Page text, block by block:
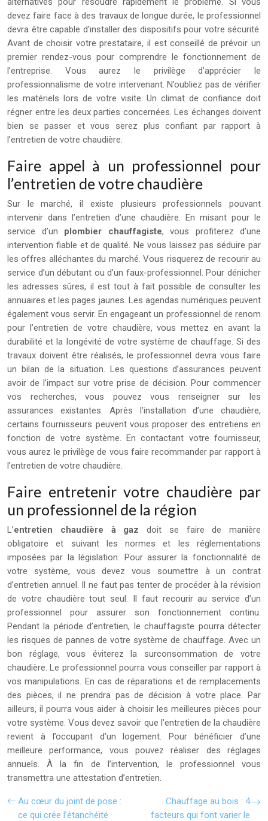
devez faire face à des travaux de longue durée, le professionnel
devra être capable d’installer des dispositifs pour votre sécurité.
Avant de choisir votre prestataire, il est conseillé de prévoir un
premier rendez-vous pour comprendre le fonctionnement de
l’entreprise. Vous aurez le privilège d’apprécier le
professionnalisme de votre intervenant. N’oubliez pas de vérifier
les matériels lors de votre visite. Un climat de confiance doit
régner entre les deux parties concernées. Les échanges doivent
bien se passer et vous serez plus confiant par rapport à
l’entretien de votre chaudière.
Faire appel à un professionnel pour
l’entretien de votre chaudière
Sur le marché, il existe plusieurs professionnels pouvant
intervenir dans l’entretien d’une chaudière. En misant pour le
service d’un plombier chauffagiste, vous profiterez d’une
intervention fiable et de qualité. Ne vous laissez pas séduire par
les offres alléchantes du marché. Vous risquerez de recourir au
service d’un débutant ou d’un faux-professionnel. Pour dénicher
les adresses sûres, il est tout à fait possible de consulter les
annuaires et les pages jaunes. Les agendas numériques peuvent
également vous servir. En engageant un professionnel de renom
pour l’entretien de votre chaudière, vous mettez en avant la
durabilité et la longévité de votre système de chauffage. Si des
travaux doivent être réalisés, le professionnel devra vous faire
un bilan de la situation. Les questions d’assurances peuvent
avoir de l’impact sur votre prise de décision. Pour commencer
vos recherches, vous pouvez vous renseigner sur les
assurances existantes. Après l’installation d’une chaudière,
certains fournisseurs peuvent vous proposer des entretiens en
fonction de votre système. En contactant votre fournisseur,
vous aurez le privilège de vous faire recommander par rapport à
l’entretien de votre chaudière.
Faire entretenir votre chaudière par
un professionnel de la région
L’entretien chaudière à gaz doit se faire de manière
obligatoire et suivant les normes et les réglementations
imposées par la législation. Pour assurer la fonctionnalité de
votre système, vous devez vous soumettre à un contrat
d’entretien annuel. Il ne faut pas tenter de procéder à la révision
de votre chaudière tout seul. Il faut recourir au service d’un
professionnel pour assurer son fonctionnement continu.
Pendant la période d’entretien, le chauffagiste pourra détecter
les risques de pannes de votre système de chauffage. Avec un
bon réglage, vous éviterez la surconsommation de votre
chaudière. Le professionnel pourra vous conseiller par rapport à
vos manipulations. En cas de réparations et de remplacements
des pièces, il ne prendra pas de décision à votre place. Par
ailleurs, il pourra vous aider à choisir les meilleures pièces pour
votre système. Vous devez savoir que l’entretien de la chaudière
revient à l’occupant d’un logement. Pour bénéficier d’une
meilleure performance, vous pouvez réaliser des réglages
annuels. À la fin de l’intervention, le professionnel vous
transmettra une attestation d’entretien.
Au cœur du joint de pose :
ce qui crée l’étanchéité
Chauffage au bois : 4
facteurs qui font varier le